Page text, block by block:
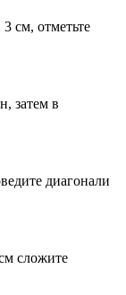
см, отметьте
затем в
диагонали
сложите